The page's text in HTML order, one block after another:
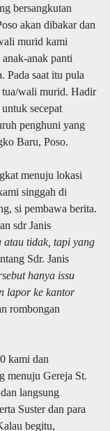
bersangkutan
akan dibakar dan
murid kami
anak panti
Pada saat itu pula
tua/wali murid. Hadir
secepat
penghuni yang
Baru, Poso.
menuju lokasi
singgah di
si pembawa berita.
sdr Janis
atau tidak, tapi yang
Sdr. Janis
hanya issu
lapor ke kantor
rombongan
kami dan
menuju Gereja St.
langsung
Suster dan para
begitu,